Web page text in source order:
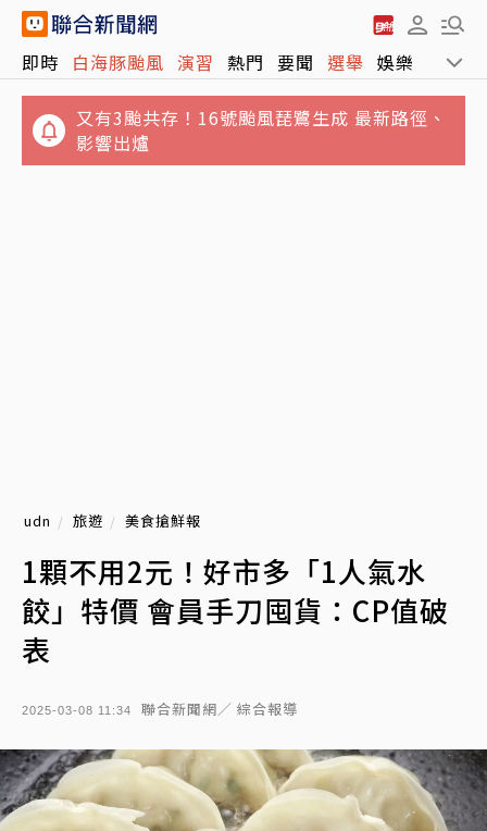
即時 白海豚颱風 演習 熱門 要聞 選舉 娛樂 運動
又有3颱共存！16號颱風琵鷺生成 最新路徑、
影響出爐
udn 旅遊 美食搶鮮報
1顆不用2元！好市多「1人氣水
餃」特價 會員手刀囤貨：CP值破
表
2025-03-08 11:34 聯合新聞網／ 綜合報導